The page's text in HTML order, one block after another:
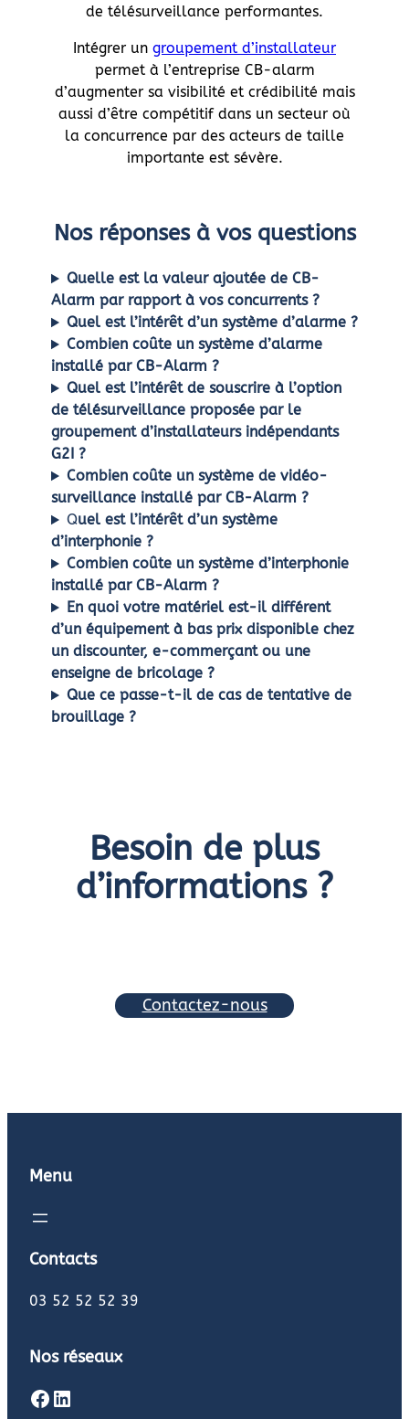
de télésurveillance performantes.
Intégrer un groupement d’installateur
permet à l’entreprise CB-alarm
d’augmenter sa visibilité et crédibilité mais
aussi d’être compétitif dans un secteur où
la concurrence par des acteurs de taille
importante est sévère.
Nos réponses à vos questions
Quelle est la valeur ajoutée de CB-
Alarm par rapport à vos concurrents ?
Quel est l’intérêt d’un système d’alarme ?
Combien coûte un système d’alarme
installé par CB-Alarm ?
Quel est l’intérêt de souscrire à l’option
de télésurveillance proposée par le
groupement d’installateurs indépendants
G2I ?
Combien coûte un système de vidéo-
surveillance installé par CB-Alarm ?
Quel est l’intérêt d’un système
d’interphonie ?
Combien coûte un système d’interphonie
installé par CB-Alarm ?
En quoi votre matériel est-il différent
d’un équipement à bas prix disponible chez
un discounter, e-commerçant ou une
enseigne de bricolage ?
Que ce passe-t-il de cas de tentative de
brouillage ?
Besoin de plus
d’informations ?
Contactez-nous
Menu
Contacts
03 52 52 52 39
Nos réseaux
Facebook LinkedIn